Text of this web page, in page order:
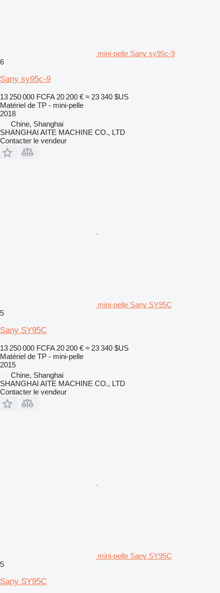
mini-pelle Sany sy95c-9
6
Sany sy95c-9
13 250 000 FCFA 20 200 € ≈ 23 340 $US
Matériel de TP - mini-pelle
2018
Chine, Shanghai
SHANGHAI AITE MACHINE CO., LTD
Contacter le vendeur
mini-pelle Sany SY95C
5
Sany SY95C
13 250 000 FCFA 20 200 € ≈ 23 340 $US
Matériel de TP - mini-pelle
2015
Chine, Shanghai
SHANGHAI AITE MACHINE CO., LTD
Contacter le vendeur
mini-pelle Sany SY95C
5
Sany SY95C